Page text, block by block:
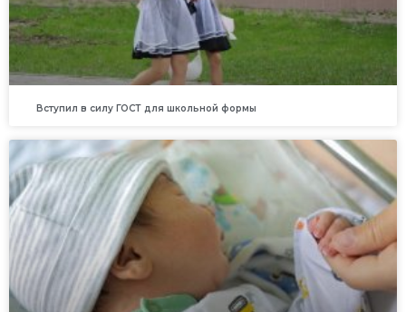
Вступил в силу ГОСТ для школьной формы